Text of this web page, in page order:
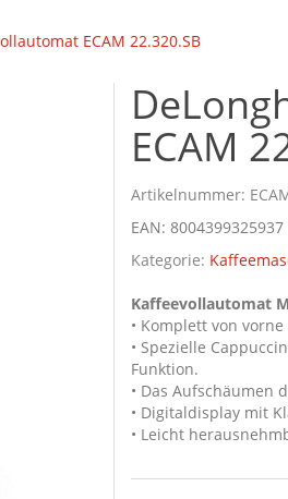
ECAM 22.320.SB
ECAM
Artikelnummer:
EAN: 8004399325937
Kategorie:
Kaffeevollautomat
• Komplett von
• Spezielle
Funktion.
• Das Aufschäumen
• Digitaldisplay mit
• Leicht